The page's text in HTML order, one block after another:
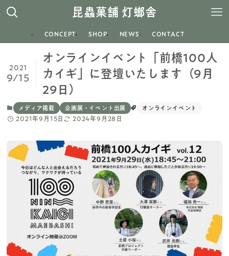
昆蟲菓舗 灯螂舎
CONCEPT SHOP NEWS CONTACT
オンラインイベント「前橋100人
カイギ」に登壇いたします（9月
29日）
2021
9/15
メディア掲載 企画展・イベント出展 オンラインイベント
2021年9月15日 2024年9月28日